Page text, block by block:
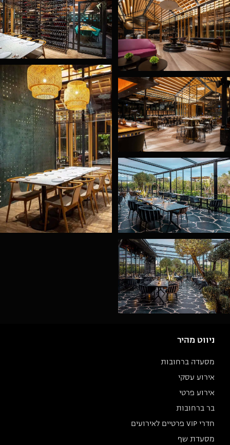
ניווט מהיר
מסעדה ברחובות
אירוע עסקי
אירוע פרטי
בר ברחובות
חדרי VIP פרטיים לאירועים
מסעדת שף